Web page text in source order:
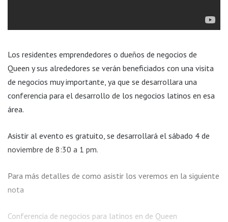
Los residentes emprendedores o dueños de negocios de
Queen y sus alrededores se verán beneficiados con una visita
de negocios muy importante, ya que se desarrollara una
conferencia para el desarrollo de los negocios latinos en esa
área.
Asistir al evento es gratuito, se desarrollará el sábado 4 de
noviembre de 8:30 a 1 pm.
Para más detalles de como asistir los veremos en la siguiente
nota
Conferencia de negocios para latinos en de Queen